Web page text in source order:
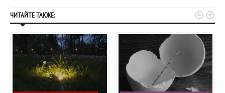
ЧИТАЙТЕ ТАКЖЕ:  